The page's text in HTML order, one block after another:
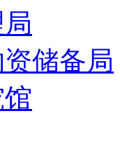
储备局